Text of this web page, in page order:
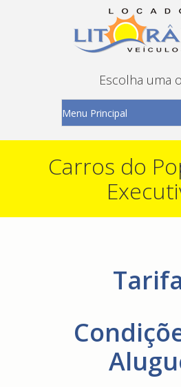
Escolha uma
Carros do